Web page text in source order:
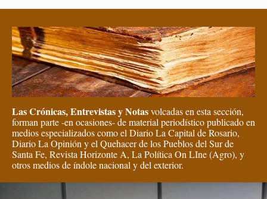
Las Crónicas, Entrevistas y Notasvolcadas en esta sección,
forman parte -en ocasiones- de material periodístico publicado en
medios especializados como el Diario La Capital de Rosario,
Diario La Opinión y el Quehacer de los Pueblos del Sur de
Santa Fe, Revista Horizonte A, La Política On LIne (Agro), y
otros medios de índole nacional y del exterior.